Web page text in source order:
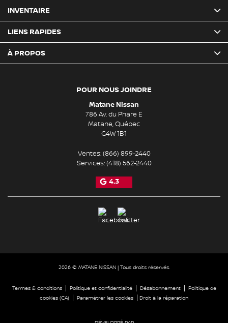
POUR NOUS JOINDRE
Matane Nissan
786 Av. du Phare E
Matane,Québec
G4W 1B1
Ventes:(866) 899-2440
Services:(418) 562-2440
4.3
INVENTAIRE
LIENS RAPIDES
À PROPOS
2026 © MATANE NISSAN| Tous droits réservés.
Termes & conditions| Politique et confidentialité| Désabonnement|
Politique de
cookies (CA)
Paramétrer les cookies Droit à la réparation